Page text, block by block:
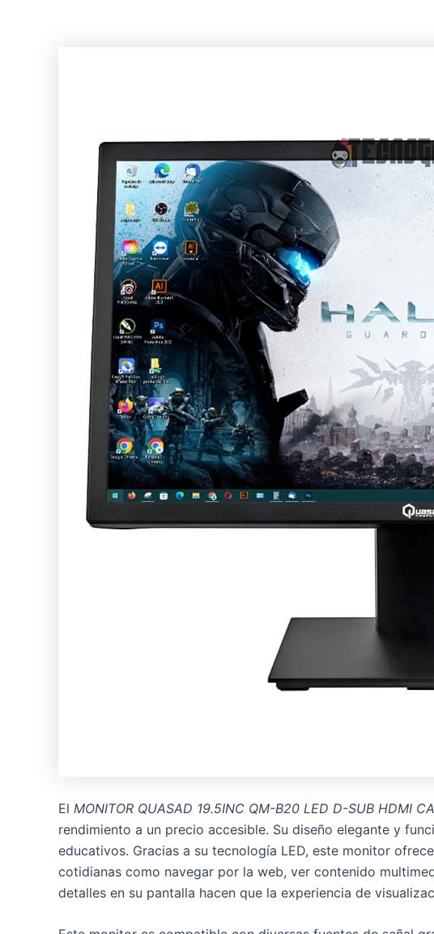
El MONITOR QUASAD 19.5INC QM-B20 LED D-SUB HDMI
rendimiento a un precio accesible. Su diseño elegante y
educativos. Gracias a su tecnología LED, este monitor
cotidianas como navegar por la web, ver contenido
detalles en su pantalla hacen que la experiencia de